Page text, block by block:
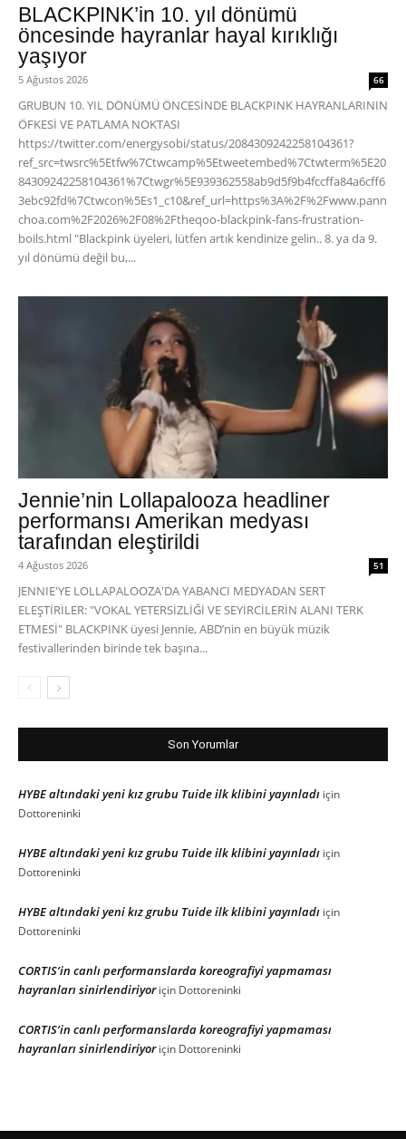
BLACKPINK’in 10. yıl dönümü
öncesinde hayranlar hayal kırıklığı
yaşıyor
5 Ağustos 2026 66
GRUBUN 10. YIL DÖNÜMÜ ÖNCESİNDE BLACKPINK HAYRANLARININ
ÖFKESİ VE PATLAMA NOKTASI
https://twitter.com/energysobi/status/2084309242258104361?
ref_src=twsrc%5Etfw%7Ctwcamp%5Etweetembed%7Ctwterm%5E20
84309242258104361%7Ctwgr%5E939362558ab9d5f9b4fccffa84a6cff6
3ebc92fd%7Ctwcon%5Es1_c10&ref_url=https%3A%2F%2Fwww.pann
choa.com%2F2026%2F08%2Ftheqoo-blackpink-fans-frustration-
boils.html "Blackpink üyeleri, lütfen artık kendinize gelin.. 8. ya da 9.
yıl dönümü değil bu,...
Jennie’nin Lollapalooza headliner
performansı Amerikan medyası
tarafından eleştirildi
4 Ağustos 2026 51
JENNIE'YE LOLLAPALOOZA'DA YABANCI MEDYADAN SERT
ELEŞTİRİLER: "VOKAL YETERSİZLİĞİ VE SEYİRCİLERİN ALANI TERK
ETMESİ" BLACKPINK üyesi Jennie, ABD’nin en büyük müzik
festivallerinden birinde tek başına...
Son Yorumlar
HYBE altındaki yeni kız grubu Tuide ilk klibini yayınladı için
Dottoreninki
HYBE altındaki yeni kız grubu Tuide ilk klibini yayınladı için
Dottoreninki
HYBE altındaki yeni kız grubu Tuide ilk klibini yayınladı için
Dottoreninki
CORTIS’in canlı performanslarda koreografiyi yapmaması
hayranları sinirlendiriyoriçin Dottoreninki
CORTIS’in canlı performanslarda koreografiyi yapmaması
hayranları sinirlendiriyoriçin Dottoreninki